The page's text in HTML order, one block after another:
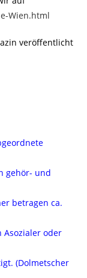
Wien.html
veröffentlicht
gehör- und
betragen ca.
Asozialer oder
(Dolmetscher